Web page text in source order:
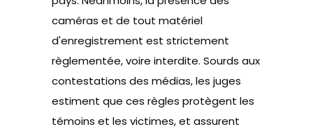
caméras et de tout matériel
d'enregistrement est strictement
règlementée, voire interdite. Sourds aux
contestations des médias, les juges
estiment que ces règles protègent les
témoins et les victimes, et assurent